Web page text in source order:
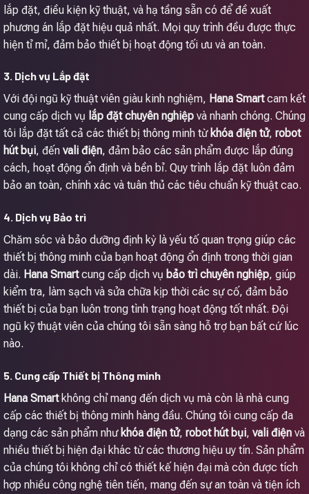
lắp đặt, điều kiện kỹ thuật, và hạ tầng sẵn có để đề xuất
phương án lắp đặt hiệu quả nhất. Mọi quy trình đều được thực
hiện tỉ mỉ, đảm bảo thiết bị hoạt động tối ưu và an toàn.
3. Dịch vụ Lắp đặt
Với đội ngũ kỹ thuật viên giàu kinh nghiệm, Hana Smartcam kết
cung cấp dịch vụ lắp đặt chuyên nghiệp và nhanh chóng. Chúng
tôi lắp đặt tất cả các thiết bị thông minh từ khóa điện tử, robot
hút bụi, đến vali điện, đảm bảo các sản phẩm được lắp đúng
cách, hoạt động ổn định và bền bỉ. Quy trình lắp đặt luôn đảm
bảo an toàn, chính xác và tuân thủ các tiêu chuẩn kỹ thuật cao.
4. Dịch vụ Bảo trì
Chăm sóc và bảo dưỡng định kỳ là yếu tố quan trọng giúp các
thiết bị thông minh của bạn hoạt động ổn định trong thời gian
dài. Hana Smartcung cấp dịch vụ bảo trì chuyên nghiệp, giúp
kiểm tra, làm sạch và sửa chữa kịp thời các sự cố, đảm bảo
thiết bị của bạn luôn trong tình trạng hoạt động tốt nhất. Đội
ngũ kỹ thuật viên của chúng tôi sẵn sàng hỗ trợ bạn bất cứ lúc
nào.
5. Cung cấp Thiết bị Thông minh
Hana Smartkhông chỉ mang đến dịch vụ mà còn là nhà cung
cấp các thiết bị thông minh hàng đầu. Chúng tôi cung cấp đa
dạng các sản phẩm như khóa điện tử, robot hút bụi, vali điện và
nhiều thiết bị hiện đại khác từ các thương hiệu uy tín. Sản phẩm
của chúng tôi không chỉ có thiết kế hiện đại mà còn được tích
hợp nhiều công nghệ tiên tiến, mang đến sự an toàn và tiện ích